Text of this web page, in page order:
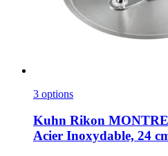
3 options
Kuhn Rikon
Acier Inoxydable, 24